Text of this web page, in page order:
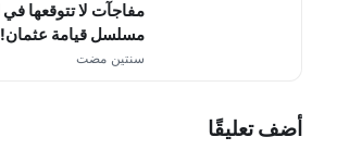
مسلسل قيامة عثمان!
سنتين مضت
أضف تعليقًا